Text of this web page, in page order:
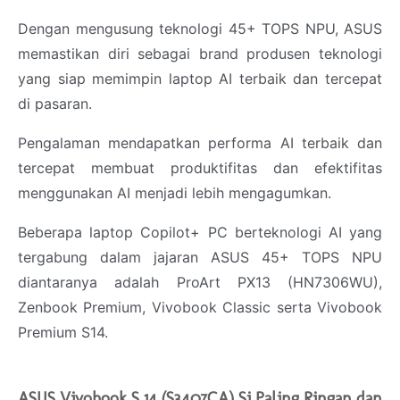
Dengan mengusung teknologi 45+ TOPS NPU, ASUS
memastikan diri sebagai brand produsen teknologi
yang siap memimpin laptop AI terbaik dan tercepat
di pasaran.
Pengalaman mendapatkan performa AI terbaik dan
tercepat membuat produktifitas dan efektifitas
menggunakan AI menjadi lebih mengagumkan.
Beberapa laptop Copilot+ PC berteknologi AI yang
tergabung dalam jajaran ASUS 45+ TOPS NPU
diantaranya adalah ProArt PX13 (HN7306WU),
Zenbook Premium, Vivobook Classic serta Vivobook
Premium S14.